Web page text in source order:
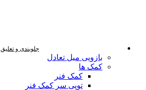
جلوبندی و تعلیق
بازویی میل تعادل
کمک ها
کمک فنر
توپی سر کمک فنر